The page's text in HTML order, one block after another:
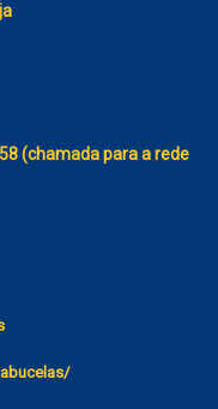
(chamada para a rede